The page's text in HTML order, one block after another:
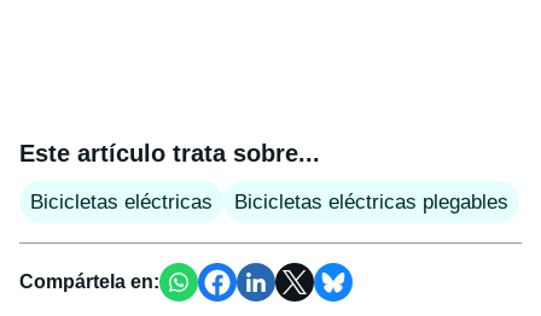
Este artículo trata sobre...
Bicicletas eléctricas Bicicletas eléctricas plegables
Compártela en: